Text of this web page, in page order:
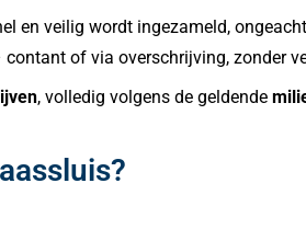
en veilig wordt ingezameld,
of via overschrijving, zonder
, volledig volgens de geldende